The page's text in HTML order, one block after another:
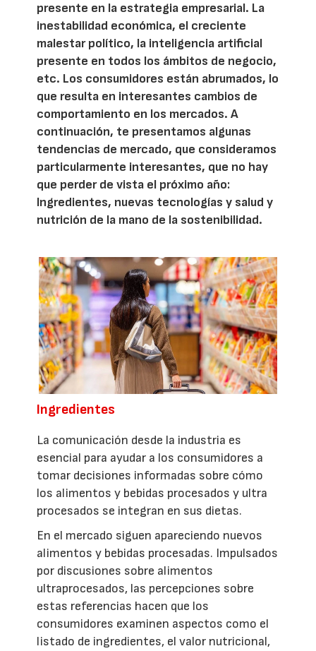
presente en la estrategia empresarial. La
inestabilidad económica, el creciente
malestar político, la inteligencia artificial
presente en todos los ámbitos de negocio,
etc. Los consumidores están abrumados, lo
que resulta en interesantes cambios de
comportamiento en los mercados. A
continuación, te presentamos algunas
tendencias de mercado, que consideramos
particularmente interesantes, que no hay
que perder de vista el próximo año:
Ingredientes, nuevas tecnologías y salud y
nutrición de la mano de la sostenibilidad.
Ingredientes
La comunicación desde la industria es
esencial para ayudar a los consumidores a
tomar decisiones informadas sobre cómo
los alimentos y bebidas procesados y ultra
procesados se integran en sus dietas.
En el mercado siguen apareciendo nuevos
alimentos y bebidas procesadas. Impulsados
por discusiones sobre alimentos
ultraprocesados, las percepciones sobre
estas referencias hacen que los
consumidores examinen aspectos como el
listado de ingredientes, el valor nutricional,